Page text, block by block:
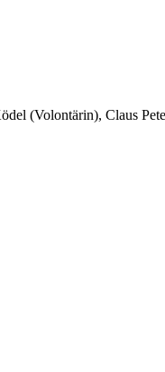
(Volontärin), Claus